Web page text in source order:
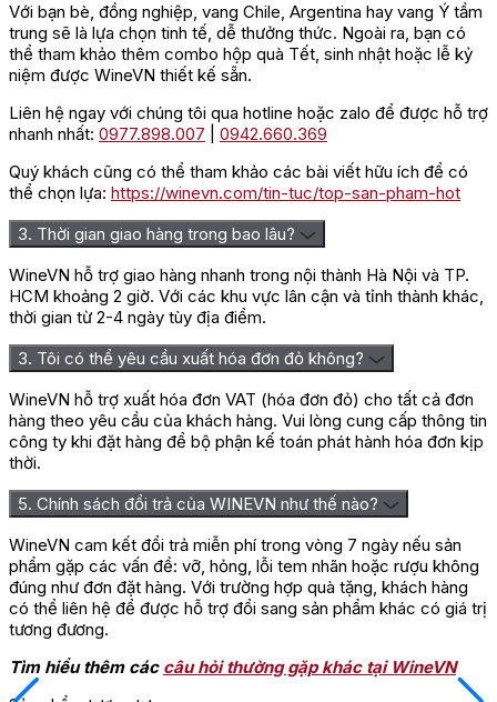
Với bạn bè, đồng nghiệp, vang Chile, Argentina hay vang Ý tầm
trung sẽ là lựa chọn tinh tế, dễ thưởng thức. Ngoài ra, bạn có
thể tham khảo thêm combo hộp quà Tết, sinh nhật hoặc lễ kỷ
niệm được WineVN thiết kế sẵn.
Liên hệ ngay với chúng tôi qua hotline hoặc zalo để được hỗ trợ
nhanh nhất: 0977.898.007
0942.660.369
Quý khách cũng có thể tham khảo các bài viết hữu ích để có
thể chọn lựa: https://winevn.com/tin-tuc/top-san-pham-hot
3. Thời gian giao hàng trong bao lâu?
WineVN hỗ trợ giao hàng nhanh trong nội thành Hà Nội và TP.
HCM khoảng 2 giờ. Với các khu vực lân cận và tỉnh thành khác,
thời gian từ 2-4 ngày tùy địa điểm.
3. Tôi có thể yêu cầu xuất hóa đơn đỏ không?
WineVN hỗ trợ xuất hóa đơn VAT (hóa đơn đỏ) cho tất cả đơn
hàng theo yêu cầu của khách hàng. Vui lòng cung cấp thông tin
công ty khi đặt hàng để bộ phận kế toán phát hành hóa đơn kịp
thời.
5. Chính sách đổi trả của WINEVN như thế nào?
WineVN cam kết đổi trả miễn phí trong vòng 7 ngày nếu sản
phẩm gặp các vấn đề: vỡ, hỏng, lỗi tem nhãn hoặc rượu không
đúng như đơn đặt hàng. Với trường hợp quà tặng, khách hàng
có thể liên hệ để được hỗ trợ đổi sang sản phẩm khác có giá trị
tương đương.
Tìm hiểu thêm các câu hỏi thường gặp khác tại WineVN